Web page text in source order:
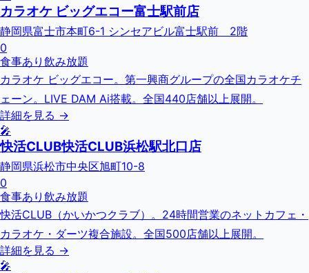
カラオケ ビッグエコー富士駅前店
静岡県富士市本町6-1 シンセアビル富士駅前 2階
0
食事あり 飲み放題
カラオケ ビッグエコー。第一興商グループの全国カラオケチ
ェーン。LIVE DAM Ai搭載。全国440店舗以上展開。
詳細を見る →
🎤
快活CLUB快活CLUB浜松駅北口店
静岡県浜松市中央区旭町10-8
0
食事あり 飲み放題
快活CLUB（かいかつクラブ）。24時間営業のネットカフェ・
カラオケ・ダーツ複合施設。全国500店舗以上展開。
詳細を見る →
🎤